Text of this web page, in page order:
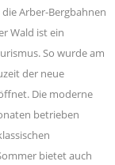
Arber-Bergbahnen
Wald ist ein
So wurde am
der neue
Die moderne
betrieben
bietet auch